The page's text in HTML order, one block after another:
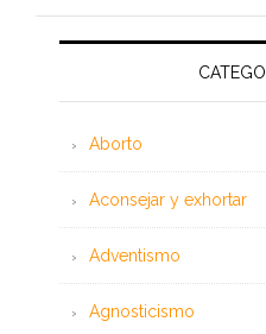
Aborto
Aconsejar y exhortar
Adventismo
Agnosticismo